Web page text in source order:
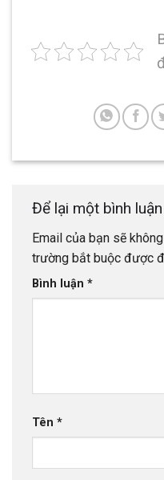
Để lại một bình luận
Email của bạn sẽ
trường bắt buộc được
Bình luận *
Tên *